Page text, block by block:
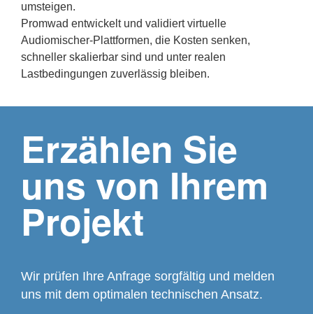
umsteigen.
Promwad entwickelt und validiert virtuelle
Audiomischer-Plattformen, die Kosten senken,
schneller skalierbar sind und unter realen
Lastbedingungen zuverlässig bleiben.
Erzählen Sie
uns von Ihrem
Projekt
Wir prüfen Ihre Anfrage sorgfältig und melden
uns mit dem optimalen technischen Ansatz.